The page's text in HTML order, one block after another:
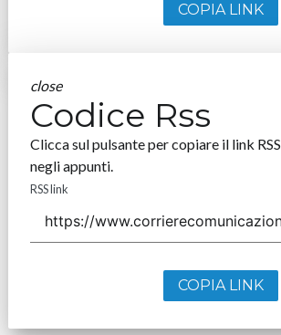
COPIA LINK
close
Codice Rss
Clicca sul pulsante per copiare il link RSS
negli appunti.
RSS link
COPIA LINK